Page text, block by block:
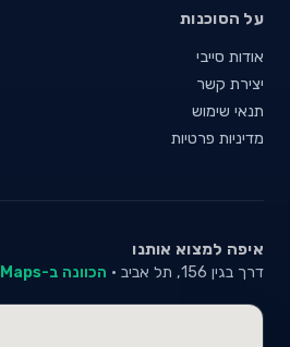
על הסוכנות
אודות סייבי
יצירת קשר
תנאי שימוש
מדיניות פרטיות
איפה למצוא אותנו
דרך בגין 156, תל אביב · הכוונה ב-Google Maps ←